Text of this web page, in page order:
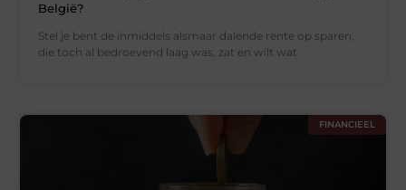
België?
Stel je bent de inmiddels alsmaar dalende rente op sparen,
die toch al bedroevend laag was, zat en wilt wat
FINANCIEEL